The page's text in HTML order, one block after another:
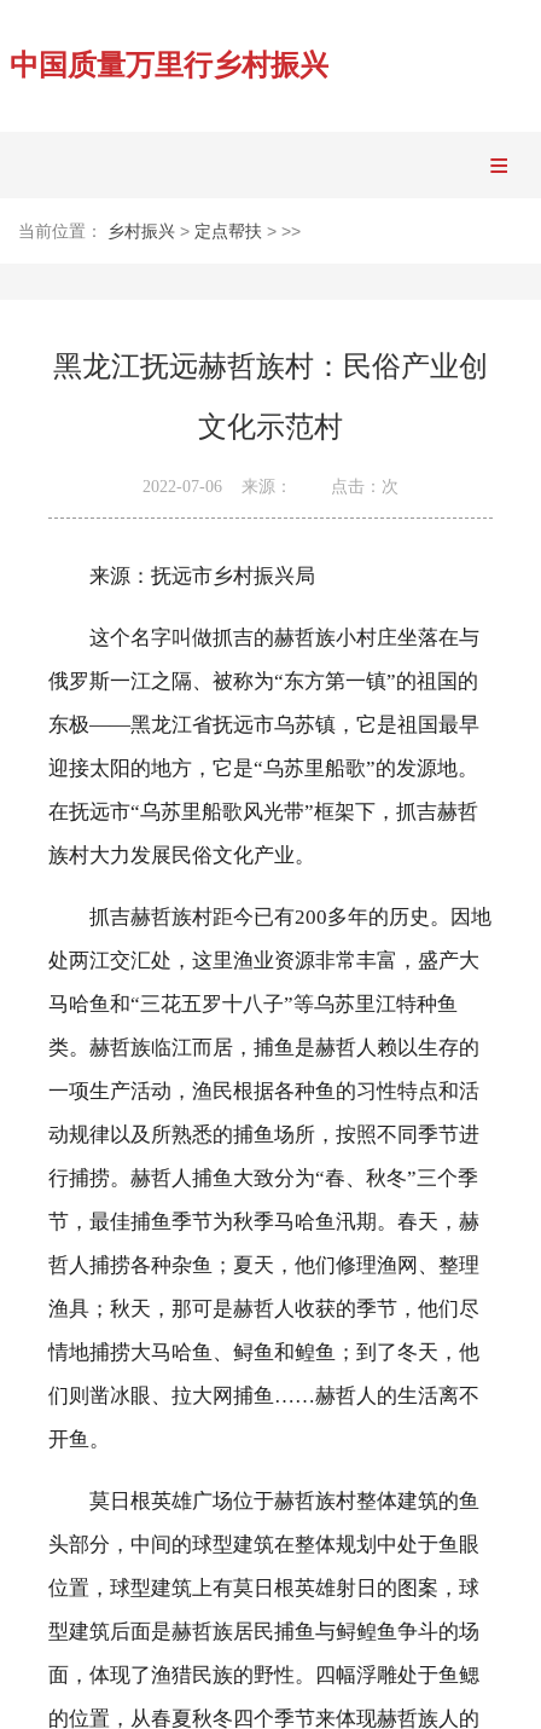
中国质量万里行乡村振兴
新闻视野
农产电商
乡人乡情
定点帮扶
当前位置： 乡村振兴 > 定点帮扶 > >>
黑龙江抚远赫哲族村：民俗产业创
文化示范村
2022-07-06 来源： 点击： 次
来源：抚远市乡村振兴局
这个名字叫做抓吉的赫哲族小村庄坐落在与
俄罗斯一江之隔、被称为“东方第一镇”的祖国的
东极——黑龙江省抚远市乌苏镇，它是祖国最早
迎接太阳的地方，它是“乌苏里船歌”的发源地。
在抚远市“乌苏里船歌风光带”框架下，抓吉赫哲
族村大力发展民俗文化产业。
抓吉赫哲族村距今已有200多年的历史。因地
处两江交汇处，这里渔业资源非常丰富，盛产大
马哈鱼和“三花五罗十八子”等乌苏里江特种鱼
类。赫哲族临江而居，捕鱼是赫哲人赖以生存的
一项生产活动，渔民根据各种鱼的习性特点和活
动规律以及所熟悉的捕鱼场所，按照不同季节进
行捕捞。赫哲人捕鱼大致分为“春、秋冬”三个季
节，最佳捕鱼季节为秋季马哈鱼汛期。春天，赫
哲人捕捞各种杂鱼；夏天，他们修理渔网、整理
渔具；秋天，那可是赫哲人收获的季节，他们尽
情地捕捞大马哈鱼、鲟鱼和鳇鱼；到了冬天，他
们则凿冰眼、拉大网捕鱼……赫哲人的生活离不
开鱼。
莫日根英雄广场位于赫哲族村整体建筑的鱼
头部分，中间的球型建筑在整体规划中处于鱼眼
位置，球型建筑上有莫日根英雄射日的图案，球
型建筑后面是赫哲族居民捕鱼与鲟鳇鱼争斗的场
面，体现了渔猎民族的野性。四幅浮雕处于鱼鳃
的位置，从春夏秋冬四个季节来体现赫哲族人的